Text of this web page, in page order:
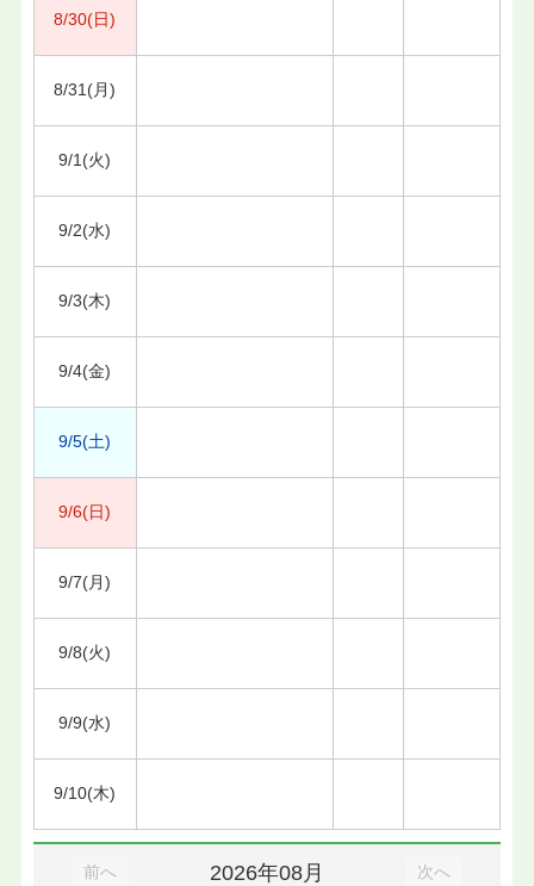
8/30(日)
8/31(月)
9/1(火)
9/2(水)
9/3(木)
9/4(金)
9/5(土)
9/6(日)
9/7(月)
9/8(火)
9/9(水)
9/10(木)
前へ 2026年08月 次へ